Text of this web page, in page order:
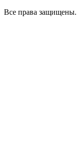
Все права защищены.